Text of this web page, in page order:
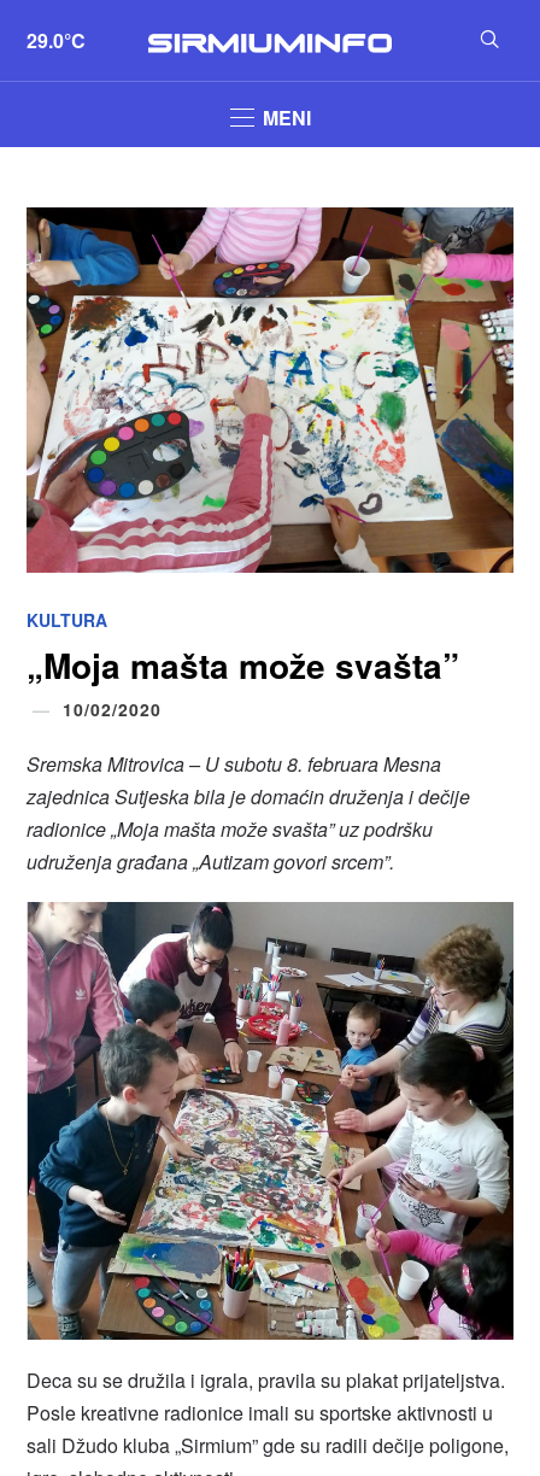
29.0°C
MENI
KULTURA
„Moja mašta može svašta”
10/02/2020
Sremska Mitrovica – U subotu 8. februara Mesna
zajednica Sutjeska bila je domaćin druženja i dečije
radionice „Moja mašta može svašta” uz podršku
udruženja građana „Autizam govori srcem”.
Deca su se družila i igrala, pravila su plakat prijateljstva.
Posle kreativne radionice imali su sportske aktivnosti u
sali Džudo kluba „Sirmium” gde su radili dečije poligone,